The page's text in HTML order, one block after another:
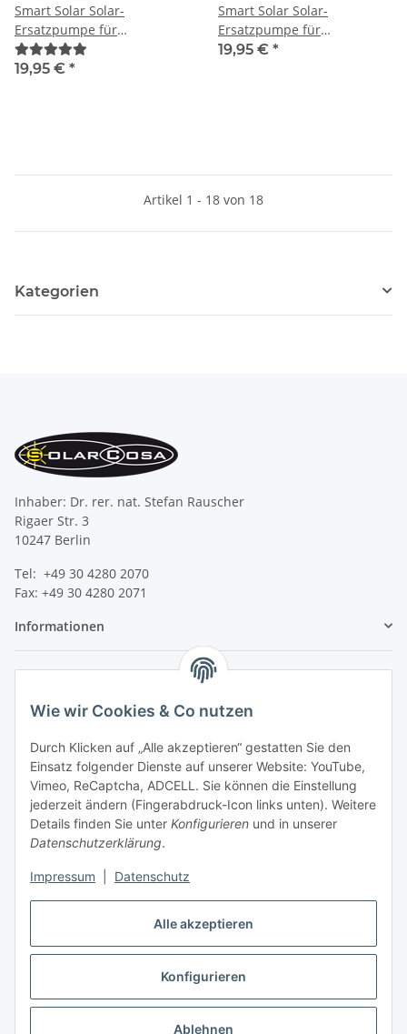
Alle akzeptieren
Konfigurieren
Ablehnen
Wie wir Cookies & Co nutzen
Durch Klicken auf „Alle akzeptieren“ gestatten Sie den
Einsatz folgender Dienste auf unserer Website: YouTube,
Vimeo, ReCaptcha, ADCELL. Sie können die Einstellung
jederzeit ändern (Fingerabdruck-Icon links unten). Weitere
Details finden Sie unter Konfigurieren und in unserer
Datenschutzerklärung.
Impressum Datenschutz
Smart Solar Solar-
Ersatzpumpe für
Gartenbrunnen SP-160X3S
19,95 € *
Smart Solar Solar-
Ersatzpumpe für
Gartenbrunnen SP-160XC4
19,95 € *
Artikel 1 - 18 von 18
Kategorien
Inhaber: Dr. rer. nat. Stefan Rauscher
Rigaer Str. 3
10247 Berlin
Tel: +49 30 4280 2070
Fax: +49 30 4280 2071
Informationen
Gesetzliche Informationen
Vertrag widerrufen
* Alle Preise inkl. gesetzlicher USt., zzgl.Versand